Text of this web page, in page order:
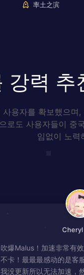
率土之滨
력
용자를 확보했으
로도 사용자들이
임없이 노력
Cheryl
吹爆Malus！加速非常有
不卡！最最最感动的是客
我没更新所以无法加速，